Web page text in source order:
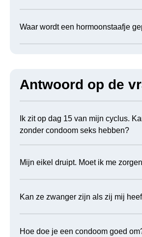
Waar wordt een hormoonstaafje
Antwoord op de
Ik zit op dag 15 van mijn cyclus.
zonder condoom seks hebben?
Mijn eikel druipt. Moet ik me
Kan ze zwanger zijn als zij mij
Hoe doe je een condoom goed